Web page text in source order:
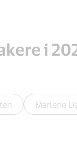
i
Marlene